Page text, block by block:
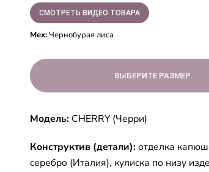
СМОТРЕТЬ ВИДЕО ТОВАРА
Мех:Чернобурая лиса
ВЫБЕРИТЕ РАЗМЕР
Модель: CHERRY (Черри)
Конструктив (детали): отделка
серебро (Италия), кулиска по низу